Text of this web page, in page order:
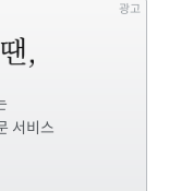
광고
서비스